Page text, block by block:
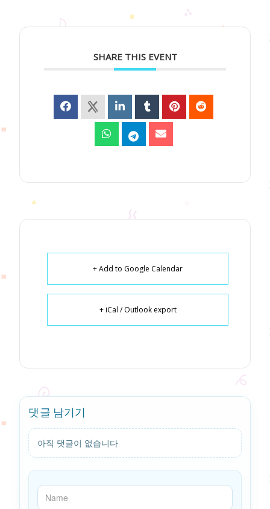
SHARE THIS EVENT
+ Add to Google Calendar
+ iCal / Outlook export
댓글 남기기
아직 댓글이 없습니다